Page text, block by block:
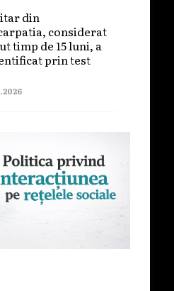
din
considerat
timp de 15 luni, a
prin test